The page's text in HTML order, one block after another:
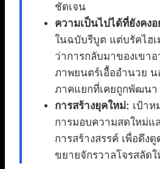
ชัดเจน
ความเป็นไปได้ที่ยังคงอ
ในฉบับรีบูต แต่บรัคไฮเ
ว่าการกลับมาของเขา
ภาพยนตร์เอื้ออำนวย น
ภาคแยกที่เคยถูกพัฒนา
การสร้างยุคใหม่: เป้าห
การมอบความสดใหม่แ
การสร้างสรรค์ เพื่อดึง
ขยายจักรวาลโจรสลัด